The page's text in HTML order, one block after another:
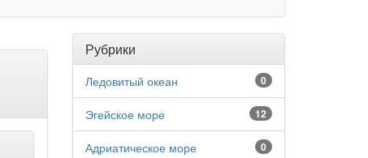
Рубрики
0
Ледовитый океан
12
Эгейское море
0
Адриатическое море